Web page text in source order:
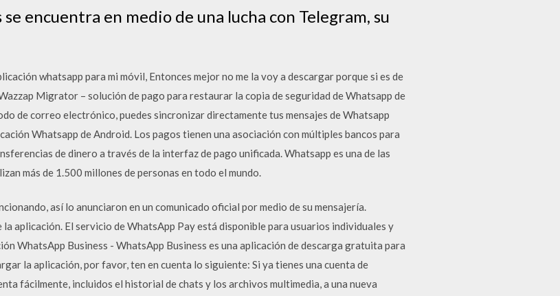
encuentra en medio de una lucha con Telegram, su
whatsapp para mi móvil, Entonces mejor no me la voy a descargar porque si es de
Migrator – solución de pago para restaurar la copia de seguridad de Whatsapp de
de correo electrónico, puedes sincronizar directamente tus mensajes de Whatsapp
Whatsapp de Android. Los pagos tienen una asociación con múltiples bancos para
de dinero a través de la interfaz de pago unificada. Whatsapp es una de las
más de 1.500 millones de personas en todo el mundo.
así lo anunciaron en un comunicado oficial por medio de su mensajería.
aplicación. El servicio de WhatsApp Pay está disponible para usuarios individuales y
WhatsApp Business - WhatsApp Business es una aplicación de descarga gratuita para
la aplicación, por favor, ten en cuenta lo siguiente: Si ya tienes una cuenta de
fácilmente, incluidos el historial de chats y los archivos multimedia, a una nueva